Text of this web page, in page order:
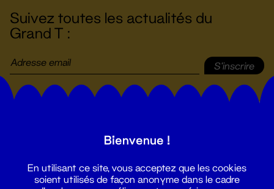
Suivez toutes les actualités du
Grand T :
S'inscrire
Bienvenue !
En utilisant ce site, vous acceptez que les cookies
soient utilisés de façon anonyme dans le cadre